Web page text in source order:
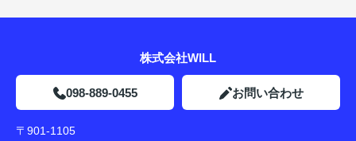
株式会社WILL
098-889-0455 お問い合わせ
〒901-1105